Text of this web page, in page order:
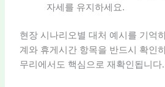
자세를 유지하세요.
현장 시나리오별 대처 예시를 기억
계와 휴게시간 항목을 반드시 확인
무리에서도 핵심으로 재확인됩니다.